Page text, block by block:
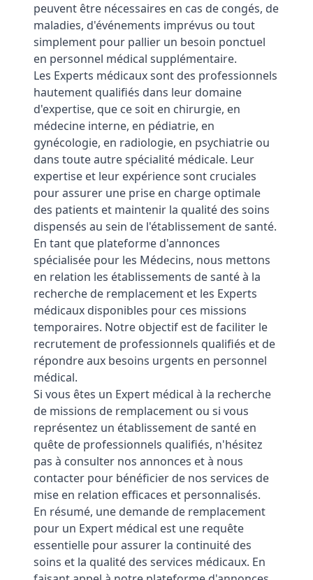
peuvent être nécessaires en cas de congés, de
maladies, d'événements imprévus ou tout
simplement pour pallier un besoin ponctuel
en personnel médical supplémentaire.
Les Experts médicaux sont des professionnels
hautement qualifiés dans leur domaine
d'expertise, que ce soit en chirurgie, en
médecine interne, en pédiatrie, en
gynécologie, en radiologie, en psychiatrie ou
dans toute autre spécialité médicale. Leur
expertise et leur expérience sont cruciales
pour assurer une prise en charge optimale
des patients et maintenir la qualité des soins
dispensés au sein de l'établissement de santé.
En tant que plateforme d'annonces
spécialisée pour les Médecins, nous mettons
en relation les établissements de santé à la
recherche de remplacement et les Experts
médicaux disponibles pour ces missions
temporaires. Notre objectif est de faciliter le
recrutement de professionnels qualifiés et de
répondre aux besoins urgents en personnel
médical.
Si vous êtes un Expert médical à la recherche
de missions de remplacement ou si vous
représentez un établissement de santé en
quête de professionnels qualifiés, n'hésitez
pas à consulter nos annonces et à nous
contacter pour bénéficier de nos services de
mise en relation efficaces et personnalisés.
En résumé, une demande de remplacement
pour un Expert médical est une requête
essentielle pour assurer la continuité des
soins et la qualité des services médicaux. En